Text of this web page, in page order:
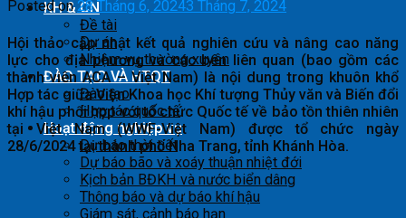
KH & CN
Đề tài
Dự án
Nhiệm vụ thường xuyên
ĐÀO TẠO VÀ HTQT
Đào tạo
Hợp tác quốc tế
Hoạt động nghiệp vụ
Dự báo thời tiết
Dự báo bão và xoáy thuận nhiệt đới
Kịch bản BĐKH và nước biển dâng
Thông báo và dự báo khí hậu
Giám sát, cảnh báo hạn
Posted on28 Tháng 6, 20243 Tháng 7, 2024
Hội thảo cập nhật kết quả nghiên cứu và nâng cao năng
lực cho địa phương và các bên liên quan (bao gồm các
thành viên ACA – Việt Nam) là nội dung trong khuôn khổ
Hợp tác giữa Viện Khoa học Khí tượng Thủy văn và Biến đổi
khí hậu phối hợp với tổ chức Quốc tế về bảo tồn thiên nhiên
tại Việt Nam (WWF-Việt Nam) được tổ chức ngày
28/6/2024 tại thành phố Nha Trang, tỉnh Khánh Hòa.